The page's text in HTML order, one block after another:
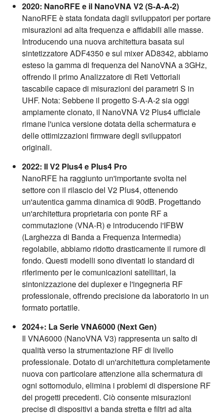
2020: NanoRFE e il NanoVNA V2 (S-A-A-2)
NanoRFE è stata fondata dagli sviluppatori per portare
misurazioni ad alta frequenza e affidabili alle masse.
Introducendo una nuova architettura basata sul
sintetizzatore ADF4350 e sul mixer AD8342, abbiamo
esteso la gamma di frequenza del NanoVNA a 3GHz,
offrendo il primo Analizzatore di Reti Vettoriali
tascabile capace di misurazioni dei parametri S in
UHF. Nota: Sebbene il progetto S-A-A-2 sia oggi
ampiamente clonato, il NanoVNA V2 Plus4 ufficiale
rimane l'unica versione dotata della schermatura e
delle ottimizzazioni firmware degli sviluppatori
originali.
2022: Il V2 Plus4 e Plus4 Pro
NanoRFE ha raggiunto un'importante svolta nel
settore con il rilascio del V2 Plus4, ottenendo
un'autentica gamma dinamica di 90dB. Progettando
un'architettura proprietaria con ponte RF a
commutazione (VNA-R) e introducendo l'IFBW
(Larghezza di Banda a Frequenza Intermedia)
regolabile, abbiamo ridotto drasticamente il rumore di
fondo. Questi modelli sono diventati lo standard di
riferimento per le comunicazioni satellitari, la
sintonizzazione dei duplexer e l'ingegneria RF
professionale, offrendo precisione da laboratorio in un
formato portatile.
2024+: La Serie VNA6000 (Next Gen)
Il VNA6000 (NanoVNA V3) rappresenta un salto di
qualità verso la strumentazione RF di livello
professionale. Dotato di un'architettura completamente
nuova con particolare attenzione alla schermatura di
ogni sottomodulo, elimina i problemi di dispersione RF
dei progetti precedenti. Ciò consente misurazioni
precise di dispositivi a banda stretta e filtri ad alta